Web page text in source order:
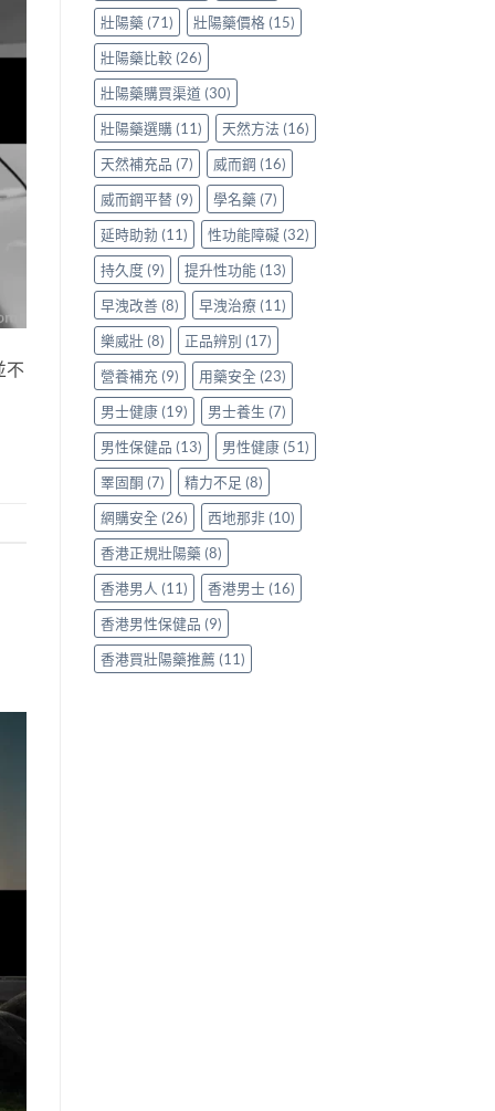
不
選
購
貼
士
一
次
看
清〉
中
壯陽藥 (71) 壯陽藥價格(15)
壯陽藥比較 (26)
壯陽藥購買渠道 (30)
壯陽藥選購(11) 天然方法 (16)
天然補充品 (7) 威而鋼 (16)
威而鋼平替 (9) 學名藥 (7)
延時助勃 (11) 性功能障礙(32)
持久度 (9) 提升性功能 (13)
早洩改善 (8) 早洩治療(11)
樂威壯(8) 正品辨別 (17)
營養補充 (9) 用藥安全 (23)
男士健康(19) 男士養生 (7)
男性保健品 (13) 男性健康(51)
睪固酮 (7) 精力不足 (8)
網購安全 (26) 西地那非(10)
香港正規壯陽藥 (8)
香港男人 (11) 香港男士(16)
香港男性保健品 (9)
香港買壯陽藥推薦 (11)